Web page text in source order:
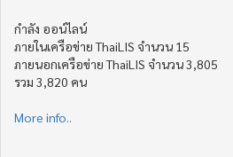
กำลัง ออน์ไลน์
ภายในเครือข่าย ThaiLIS จำนวน 15
ภายนอกเครือข่าย ThaiLIS จำนวน 3,805
รวม 3,820 คน
More info..